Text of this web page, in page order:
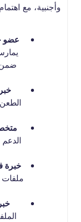
وأجنبية، مع
عضو
ضمن
الدعم
خبرة
ملفات